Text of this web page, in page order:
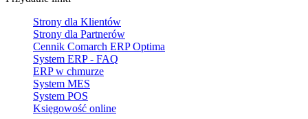
Strony dla Klientów
Strony dla Partnerów
Cennik Comarch ERP Optima
System ERP - FAQ
ERP w chmurze
System MES
System POS
Księgowość online